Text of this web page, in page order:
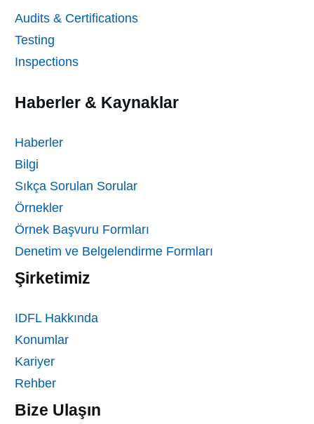
Audits & Certifications
Testing
Inspections
Haberler & Kaynaklar
Haberler
Bilgi
Sıkça Sorulan Sorular
Örnekler
Örnek Başvuru Formları
Denetim ve Belgelendirme Formları
Şirketimiz
IDFL Hakkında
Konumlar
Kariyer
Rehber
Bize Ulaşın